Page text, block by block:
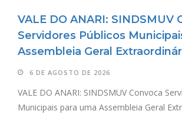
VALE DO ANARI: SINDSMUV
Servidores Públicos
Assembleia Geral
6 DE AGOSTO DE 2026
VALE DO ANARI: SINDSMUV Convoca
Municipais para uma Assembleia Geral